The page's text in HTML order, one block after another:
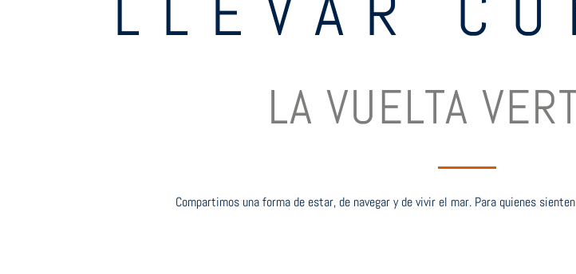
LA VUELTA
Compartimos una forma de estar, de navegar y de vivir el mar. Para quienes